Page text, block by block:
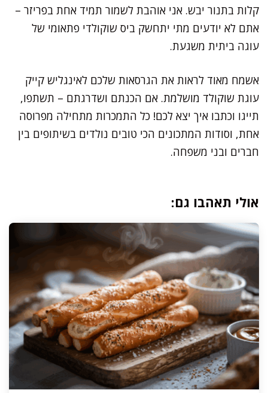
קלות בתנור יבש. אני אוהבת לשמור תמיד אחת בפריזר –
אתם לא יודעים מתי יתחשק ביס שוקולדי פתאומי של
עוגה ביתית משגעת.
אשמח מאוד לראות את הגרסאות שלכם לאינגליש קייק
עוגת שוקולד מושלמת. אם הכנתם ושדרגתם – תשתפו,
תייגו וכתבו איך יצא לכם! כל התמכרות מתחילה מפרוסה
אחת, וסודות המתכונים הכי טובים נולדים בשיתופים בין
חברים ובני משפחה.
אולי תאהבו גם: